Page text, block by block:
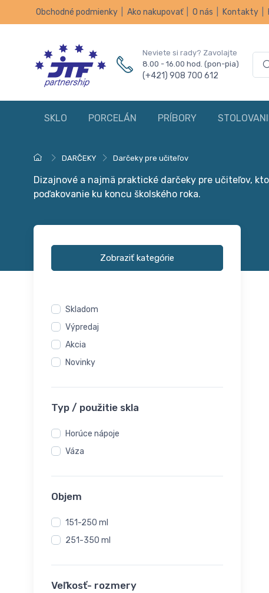
Obchodné podmienky Ako nakupovať O nás Kontakty
Neviete si rady? Zavolajte
8.00 - 16.00 hod. (pon-pia)
(+421) 908 700 612
SKLO PORCELÁN PRÍBORY
DARČEKY Darčeky pre učiteľov
Dizajnové a najmä praktické darčeky pre učiteľov,
poďakovanie ku koncu školského roka.
Zobraziť kategórie
Skladom
Výpredaj
Akcia
Novinky
Typ / použitie skla
Horúce nápoje
Váza
Objem
151-250 ml
251-350 ml
Veľkosť- rozmery